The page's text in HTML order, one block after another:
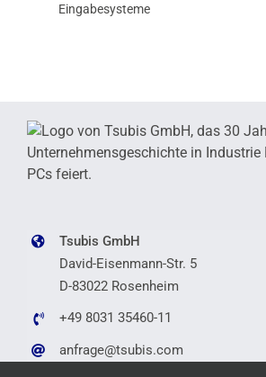
Eingabesysteme
Tsubis GmbH
David-Eisenmann-Str. 5
D-83022 Rosenheim
+49 8031 35460-11
anfrage@tsubis.com